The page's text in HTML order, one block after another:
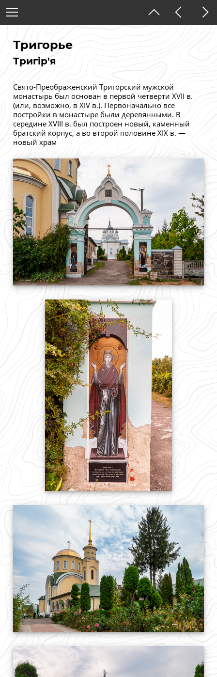
Житомирская область
Тёмная тема
Тригорье
Тригір'я
Свято-Преображенский Тригорский мужской
монастырь был основан в первой четверти XVII в.
(или, возможно, в XIV в.). Первоначально все
постройки в монастыре были деревянными. В
середине XVIII в. был построен новый, каменный
братский корпус, а во второй половине XIX в. —
новый храм